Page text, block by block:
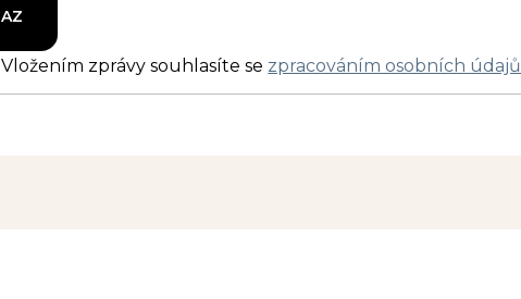
Vložením zprávy souhlasíte se zpracováním osobních údajů